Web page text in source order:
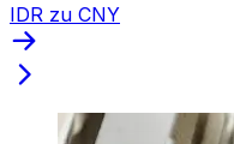
IDR zu CNY